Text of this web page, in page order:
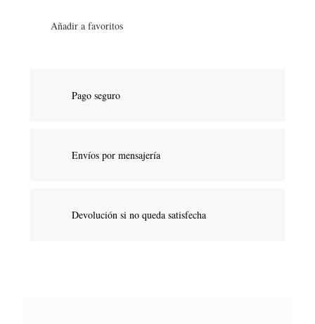
Añadir a favoritos
Pago seguro
Envíos por mensajería
Devolución si no queda satisfecha